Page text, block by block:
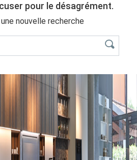
pour le désagrément.
nouvelle recherche